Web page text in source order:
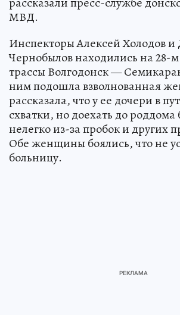
МВД.
Инспекторы Алексей Холодов
Чернобылов находились на 28-
трассы Волгодонск —
ним подошла взволнованная
рассказала, что у ее дочери в
схватки, но доехать до роддома
нелегко из-за пробок и других
Обе женщины боялись, что не
больницу.